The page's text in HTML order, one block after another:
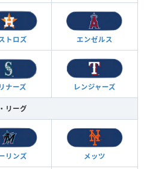
トロズ エンゼルス
ナーズ レンジャーズ
リーグ
リンズ メッツ